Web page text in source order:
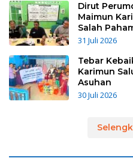
Dirut
Maimun
Salah
31 Juli 2026
Tebar
Karimun
Asuhan
30 Juli 2026